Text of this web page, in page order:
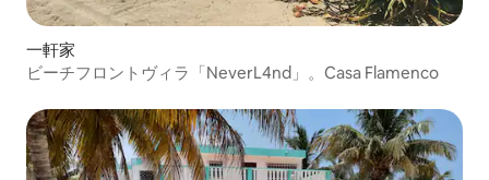
一軒家
ビーチフロントヴィラ「NeverL4nd」。Casa Flamenco